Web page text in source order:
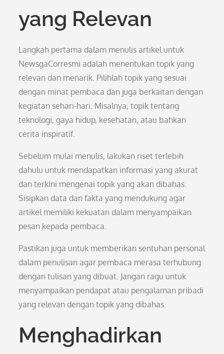
yang Relevan
Langkah pertama dalam menulis artikel untuk
NewsgaCorresmi adalah menentukan topik yang
relevan dan menarik. Pilihlah topik yang sesuai
dengan minat pembaca dan juga berkaitan dengan
kegiatan sehari-hari. Misalnya, topik tentang
teknologi, gaya hidup, kesehatan, atau bahkan
cerita inspiratif.
Sebelum mulai menulis, lakukan riset terlebih
dahulu untuk mendapatkan informasi yang akurat
dan terkini mengenai topik yang akan dibahas.
Sisipkan data dan fakta yang mendukung agar
artikel memiliki kekuatan dalam menyampaikan
pesan kepada pembaca.
Pastikan juga untuk memberikan sentuhan personal
dalam penulisan agar pembaca merasa terhubung
dengan tulisan yang dibuat. Jangan ragu untuk
menyampaikan pendapat atau pengalaman pribadi
yang relevan dengan topik yang dibahas.
Menghadirkan